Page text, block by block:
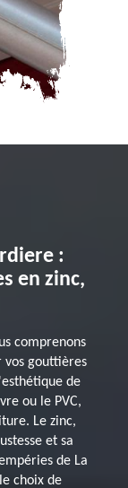
:
en zinc,
comprenons
vos gouttières
de
ou le PVC,
Le zinc,
et sa
de La
choix de